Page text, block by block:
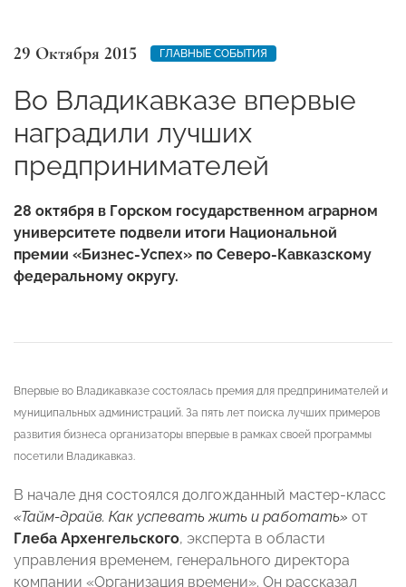
29 Октября 2015 ГЛАВНЫЕ СОБЫТИЯ
Во Владикавказе впервые
наградили лучших
предпринимателей
28 октября в Горском государственном аграрном
университете подвели итоги Национальной
премии «Бизнес-Успех» по Северо-Кавказскому
федеральному округу.
Впервые во Владикавказе состоялась премия для предпринимателей и
муниципальных администраций. За пять лет поиска лучших примеров
развития бизнеса организаторы впервые в рамках своей программы
посетили Владикавказ.
В начале дня состоялся долгожданный мастер-класс
«Тайм-драйв. Как успевать жить и работать» от
Глеба Архенгельского, эксперта в области
управления временем, генерального директора
компании «Организация времени». Он рассказал